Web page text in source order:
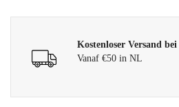
Kostenloser Versand
Vanaf €50 in NL